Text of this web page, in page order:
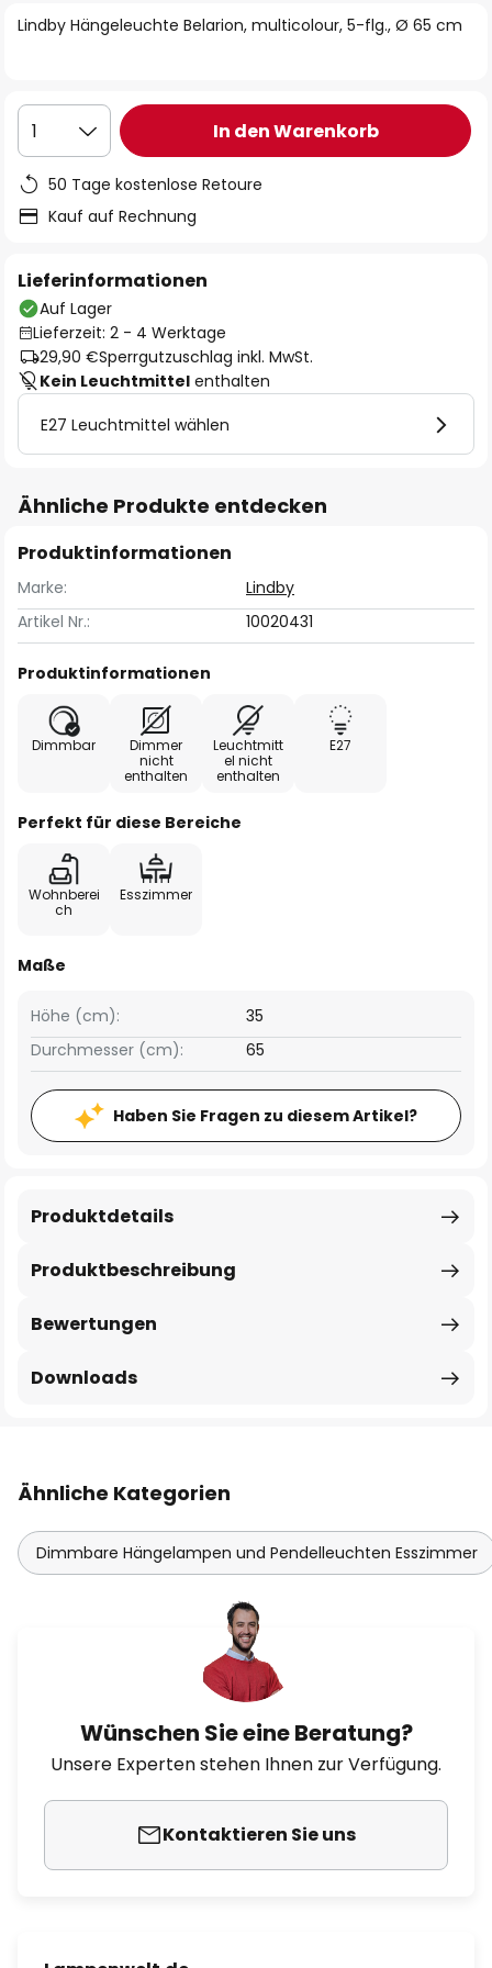
Lindby Hängeleuchte Belarion, multicolour, 5-flg., Ø 65 cm
1 In den Warenkorb
50 Tage kostenlose Retoure
Kauf auf Rechnung
Lieferinformationen
Auf Lager
Lieferzeit: 2 - 4 Werktage
29,90 €Sperrgutzuschlag inkl. MwSt.
Kein Leuchtmittel enthalten
E27 Leuchtmittel wählen
Ähnliche Produkte entdecken
Produktinformationen
Marke:
Lindby
Artikel Nr.:
10020431
Produktinformationen
Dimmbar
Dimmer
nicht
enthalten
Leuchtmitt
el nicht
enthalten
E27
Perfekt für diese Bereiche
Wohnberei
ch
Esszimmer
Maße
Höhe (cm):
35
Durchmesser (cm):
65
Haben Sie Fragen zu diesem Artikel?
Produktbeschreibung
Produktdetails
Bewertungen
Downloads
Ähnliche Kategorien
Dimmbare Hängelampen und Pendelleuchten Esszimmer
Wünschen Sie eine Beratung?
Unsere Experten stehen Ihnen zur Verfügung.
Kontaktieren Sie uns